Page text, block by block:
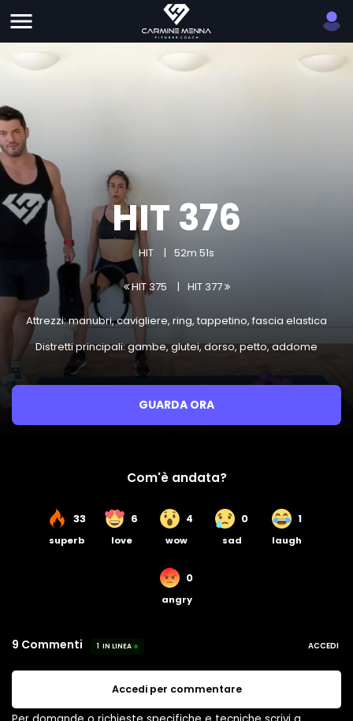
HIT 376
HIT 52m 51s
HIT 375 HIT 377
Attrezzi: manubri, cavigliere, ring, tappetino, fascia elastica
Distretti principali: gambe, glutei, dorso, petto, addome
GUARDA ORA